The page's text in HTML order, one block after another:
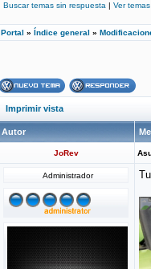
Buscar temas sin respuesta | Ver
Portal » Índice general »
Imprimir vista
Autor
JoRev
Administrador